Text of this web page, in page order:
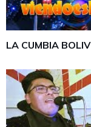
LA CUMBIA